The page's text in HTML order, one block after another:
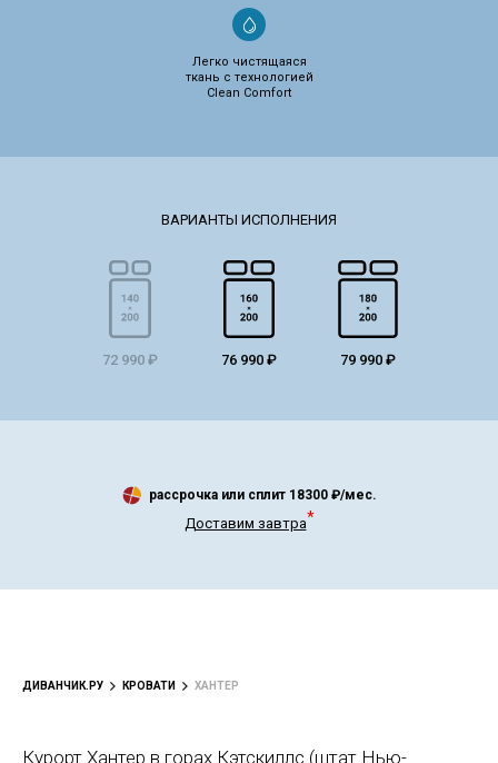
72 990 ₽ 76 990 ₽ 79 990 ₽
Легко чистящаяся
ткань с технологией
Clean Comfort
рассрочка или сплит 18300 ₽/мес.
Доставим завтра*
ДИВАНЧИК.РУ КРОВАТИ ХАНТЕР
Курорт Хантер в горах Кэтскиллс (штат Нью-